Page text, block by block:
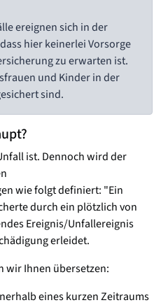
ereignen sich in der
hier keinerlei Vorsorge
zu erwarten ist.
und Kinder in der
sind.
ist. Dennoch wird der
wie folgt definiert: "Ein
durch ein plötzlich von
Ereignis/Unfallereignis
erleidet.
wir Ihnen übersetzen:
eines kurzen Zeitraums